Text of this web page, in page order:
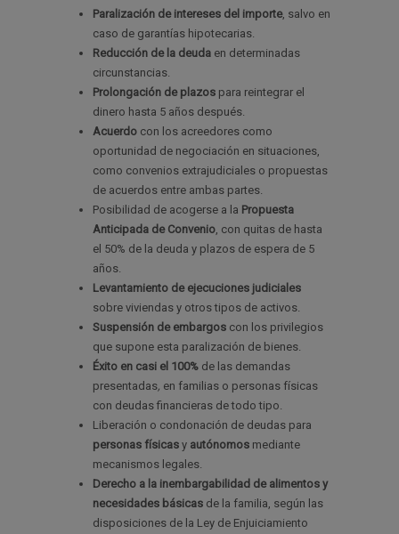
Paralización de intereses del importe, salvo en
caso de garantías hipotecarias.
Reducción de la deuda en determinadas
circunstancias.
Prolongación de plazos para reintegrar el
dinero hasta 5 años después.
Acuerdo con los acreedores como
oportunidad de negociación en situaciones,
como convenios extrajudiciales o propuestas
de acuerdos entre ambas partes.
Posibilidad de acogerse a la Propuesta
Anticipada de Convenio, con quitas de hasta
el 50% de la deuda y plazos de espera de 5
años.
Levantamiento de ejecuciones judiciales
sobre viviendas y otros tipos de activos.
Suspensión de embargos con los privilegios
que supone esta paralización de bienes.
Éxito en casi el 100% de las demandas
presentadas, en familias o personas físicas
con deudas financieras de todo tipo.
Liberación o condonación de deudas para
personas físicas y autónomos mediante
mecanismos legales.
Derecho a la inembargabilidad de alimentos y
necesidades básicas de la familia, según las
disposiciones de la Ley de Enjuiciamiento